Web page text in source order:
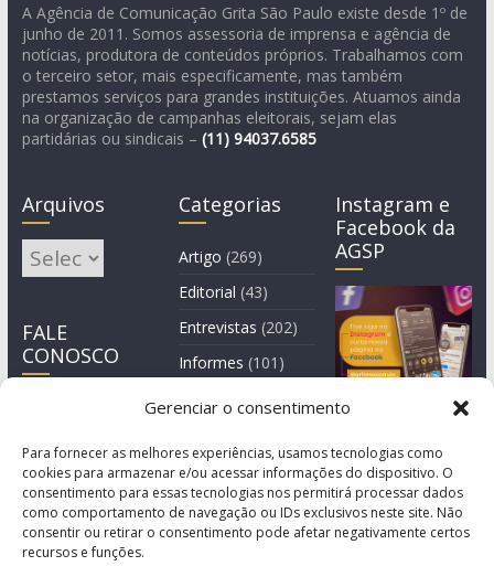
Gerenciar o consentimento
Para fornecer as melhores experiências, usamos tecnologias como
cookies para armazenar e/ou acessar informações do dispositivo. O
consentimento para essas tecnologias nos permitirá processar dados
como comportamento de navegação ou IDs exclusivos neste site. Não
consentir ou retirar o consentimento pode afetar negativamente certos
recursos e funções.
A Agência de Comunicação Grita São Paulo existe desde 1º de
junho de 2011. Somos assessoria de imprensa e agência de
notícias, produtora de conteúdos próprios. Trabalhamos com
o terceiro setor, mais especificamente, mas também
prestamos serviços para grandes instituições. Atuamos ainda
na organização de campanhas eleitorais, sejam elas
partidárias ou sindicais – (11) 94037.6585
Arquivos
Arquivos
FALE
CONOSCO
Categorias
Artigo (269)
Editorial (43)
Entrevistas (202)
Informes (101)
Manchete
Instagram e
Facebook da
AGSP